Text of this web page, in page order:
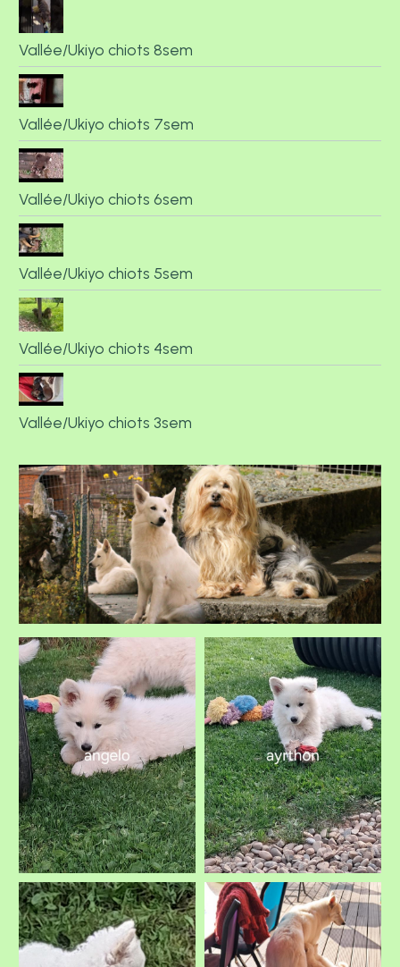
Vallée/Ukiyo chiots 8sem
Vallée/Ukiyo chiots 7sem
Vallée/Ukiyo chiots 6sem
Vallée/Ukiyo chiots 5sem
Vallée/Ukiyo chiots 4sem
Vallée/Ukiyo chiots 3sem